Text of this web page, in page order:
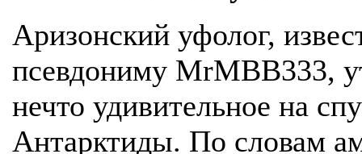
Аризонский уфолог,
псевдониму MrMBB333,
нечто удивительное на
Антарктиды. По словам